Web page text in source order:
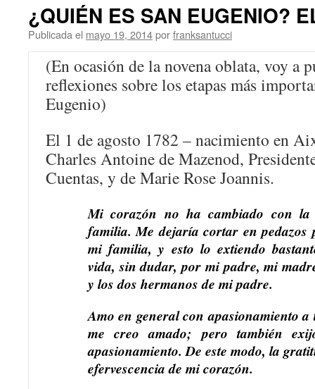
¿QUIÉN ES SAN EUGENIO?
Publicada el mayo 19, 2014porfranksantucci
(En ocasión de la novena oblata, voy a
reflexiones sobre los etapas más
Eugenio)
El 1 de agosto 1782 – nacimiento en
Charles Antoine de Mazenod,
Cuentas, y de Marie Rose Joannis.
Mi corazón no ha cambiado con
familia. Me dejaría cortar en pedazos
mi familia, y esto lo extiendo
vida, sin dudar, por mi padre, mi
y los dos hermanos de mi padre.
Amo en general con apasionamiento a
me creo amado; pero también
apasionamiento. De este modo, la
efervescencia de mi corazón.